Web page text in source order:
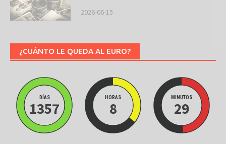
2026-06-15
¿CUÁNTO LE QUEDA AL EURO?
DÍAS
1357
HORAS
8
MINUTOS
29